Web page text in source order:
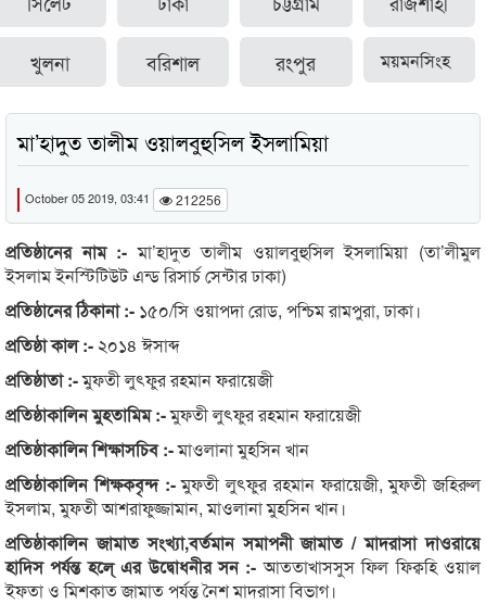
খুলনা বরিশাল রংপুর ময়মনসিংহ
মা’হাদুত তালীম ওয়ালবুহুসিল ইসলামিয়া
October 05 2019, 03:41 212256
প্রতিষ্ঠানের নাম :-মা’হাদুত তালীম ওয়ালবুহুসিল ইসলামিয়া (তা’লীমুল
ইসলাম ইনস্টিটিউট এন্ড রিসার্চ সেন্টার ঢাকা)
প্রতিষ্ঠানের ঠিকানা :- ১৫০/সি ওয়াপদা রোড, পশ্চিম রামপুরা, ঢাকা।
প্রতিষ্ঠা কাল :- ২০১৪ ঈসাব্দ
প্রতিষ্ঠাতা :-মুফতী লুৎফুর রহমান ফরায়েজী
প্রতিষ্ঠাকালিন মুহতামিম :-মুফতী লুৎফুর রহমান ফরায়েজী
প্রতিষ্ঠাকালিন শিক্ষাসচিব :-মাওলানা মুহসিন খান
প্রতিষ্ঠাকালিন শিক্ষকবৃন্দ :-মুফতী লুৎফুর রহমান ফরায়েজী, মুফতী জহিরুল
ইসলাম, মুফতী আশরাফুজ্জামান, মাওলানা মুহসিন খান।
প্রতিষ্ঠাকালিন জামাত সংখ্যা,বর্তমান সমাপনী জামাত / মাদরাসা দাওরায়ে
হাদিস পর্যন্ত হলে্ এর উদ্বোধনীর সন :-আততাখাসসুস ফিল ফিক্বহি ওয়াল
ইফতা ও মিশকাত জামাত পর্যন্ত নৈশ মাদরাসা বিভাগ।